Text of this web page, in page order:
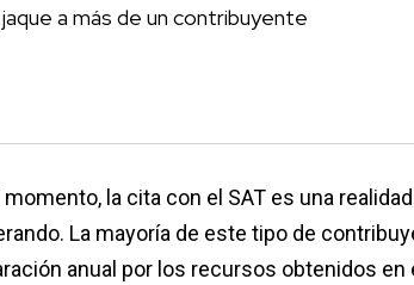
a más de un contribuyente
momento, la cita con el SAT es una
La mayoría de este tipo de
anual por los recursos obtenidos en